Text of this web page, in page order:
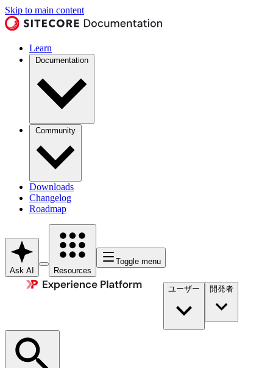
Skip to main content
Learn
Documentation
Community
Downloads
Changelog
Roadmap
Ask AI Resources
Toggle menu
ユーザー 開発者​